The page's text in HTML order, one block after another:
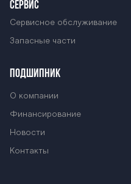
СЕРВИС
Сервисное обслуживание
Запасные части
ПОДШИПНИК
О компании
Финансирование
Новости
Контакты